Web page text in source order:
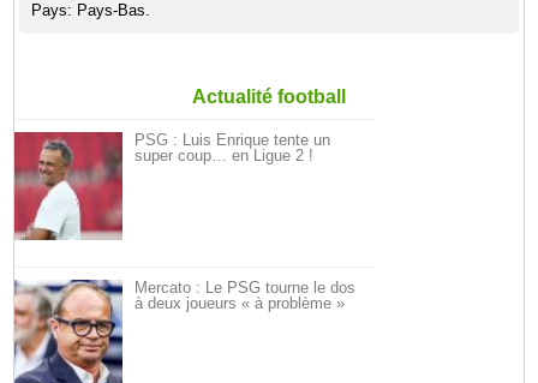
Pays: Pays-Bas.
Actualité football
PSG : Luis Enrique tente un
super coup… en Ligue 2 !
Mercato : Le PSG tourne le dos
à deux joueurs « à problème »